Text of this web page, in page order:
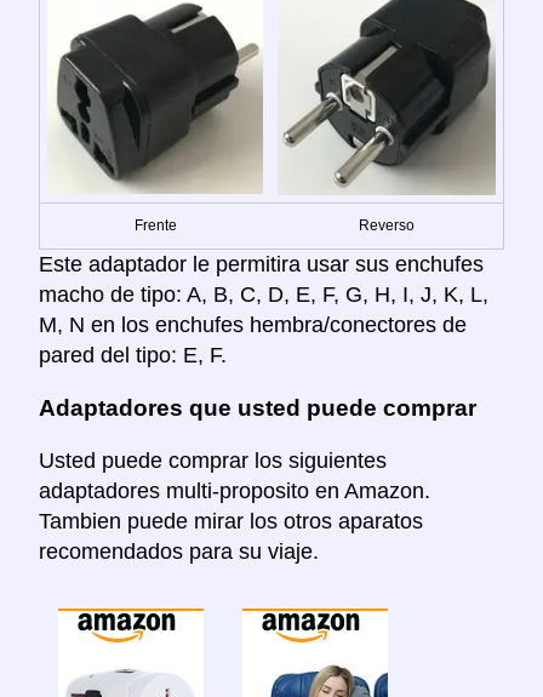
Frente Reverso
Este adaptador le permitira usar sus enchufes
macho de tipo: A, B, C, D, E, F, G, H, I, J, K, L,
M, N en los enchufes hembra/conectores de
pared del tipo: E, F.
Adaptadores que usted puede comprar
Usted puede comprar los siguientes
adaptadores multi-proposito en Amazon.
Tambien puede mirar los otros aparatos
recomendados para su viaje.